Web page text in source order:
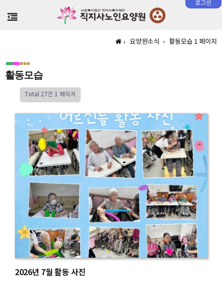
로그인
요양원소식 활동모습 1 페이지
활동모습
Total 27건 1 페이지
2026년 7월 활동 사진